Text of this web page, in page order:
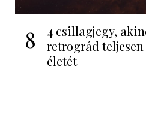
8
4 csillagjegy,
retrográd
életét